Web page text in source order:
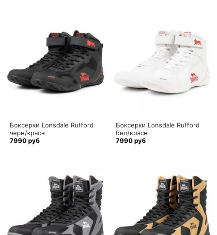
Боксерки Lonsdale Rufford
черн/красн
7990 руб
Боксерки Lonsdale Rufford
бел/красн
7990 руб